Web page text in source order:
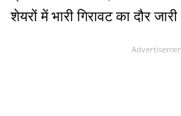
शेयरों में भारी गिरावट का दौर